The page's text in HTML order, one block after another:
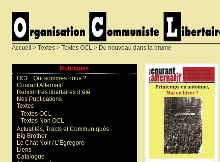
Accueil > Textes > Textes OCL > Du nouveau dans la brume
Rubriques
OCL : Qui sommes nous ?
Courant Alternatif
Rencontres libertaires d’été
Nos Publications
Textes
Textes OCL
Textes Non OCL
Actualités, Tracts et Communiqués
Big Brother
Le Chat Noir / L’Egregore
Liens
Catalogue